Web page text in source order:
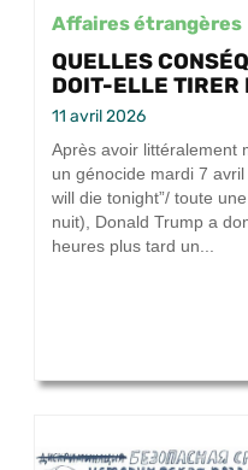
Affaires étrangères
QUELLES
DOIT-ELLE TIRER
11 avril 2026
Après avoir littéralement
un génocide mardi 7
will die tonight”/ toute
nuit), Donald Trump a
heures plus tard un...